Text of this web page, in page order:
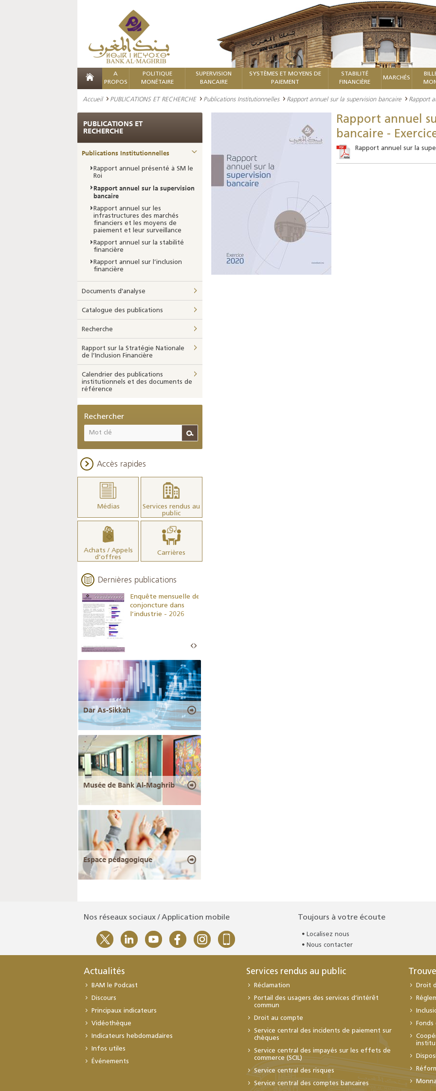
A
PROPOS
POLITIQUE
MONÉTAIRE
SUPERVISION
BANCAIRE
SYSTÈMES ET MOYENS DE
PAIEMENT
STABILITÉ
FINANCIÈRE
MARCHÉS
Accueil PUBLICATIONS ET RECHERCHE Publications Institutionnelles Rapport annuel sur la supervision bancaire Rapport
Rapport annuel
bancaire -
Rapport annuel sur la
PUBLICATIONS ET
RECHERCHE
Publications Institutionnelles
Rapport annuel présenté à SM le
Roi
Rapport annuel sur la supervision
bancaire
Rapport annuel sur les
infrastructures des marchés
financiers et les moyens de
paiement et leur surveillance
Rapport annuel sur la stabilité
financière
Rapport annuel sur l’inclusion
financière
Documents d'analyse
Catalogue des publications
Recherche
Rapport sur la Stratégie Nationale
de l’Inclusion Financière
Calendrier des publications
institutionnels et des documents de
référence
Rechercher
Accès rapides
Médias
Services rendus au
public
Achats / Appels
d’offres
Carrières
Dernières publications
Enquête mensuelle de
conjoncture dans
l’industrie - 2026
Dar As-Sikkah
Musée de Bank Al-Maghrib
Espace pédagogique
Nos réseaux sociaux / Application mobile Toujours à votre écoute
Localisez nous
Nous contacter
Actualités
BAM le Podcast
Discours
Principaux indicateurs
Vidéothèque
Indicateurs hebdomadaires
Infos utiles
Événements
Services rendus au public
Réclamation
Portail des usagers des services d’intérêt
commun
Droit au compte
Service central des incidents de paiement sur
chèques
Service central des impayés sur les effets de
commerce (SCIL)
Service central des risques
Service central des comptes bancaires
Droit